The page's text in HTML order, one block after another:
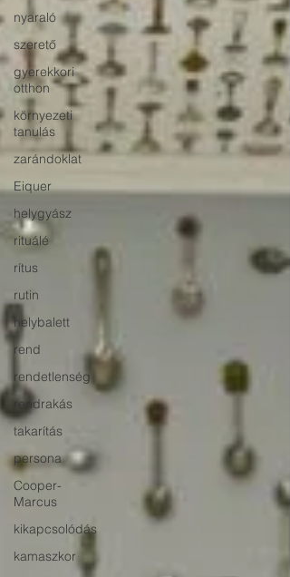
nyaraló
szerető
gyerekkori
otthon
környezeti
tanulás
zarándoklat
Eiquer
helygyász
rituálé
rítus
rutin
helybalett
rend
rendetlenség
rendrakás
takarítás
persona
Cooper-
Marcus
kikapcsolódás
kamaszkor